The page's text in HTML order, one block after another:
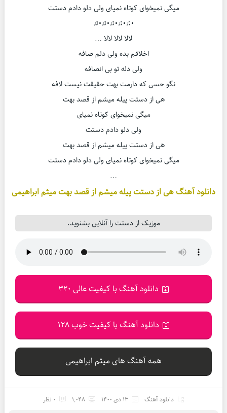
میگی نمیخوای کوتاه نمیای ولی دلو دادم دستت
•♫•♫•♫•♫•♫
لالا لالا لالا …
اخلاقم بده ولی دلم صافه
ولی دله تو بی انصافه
نگو حسی که دارمت بهت حقیقت نیست لافه
هی از دستت پیله میشم از قصد بهت
میگی نمیخوای کوتاه نمیای
ولی دلو دادم دستت
هی از دستت پیله میشم از قصد بهت
میگی نمیخوای کوتاه نمیای ولی دلو دادم دستت
…
دانلود آهنگ هی از دستت پیله میشم از قصد بهت میثم ابراهیمی
موزیک از دستت را آنلاین بشنوید.
دانلود آهنگ با کیفیت عالی 320
دانلود آهنگ با کیفیت خوب 128
همه آهنگ های میثم ابراهیمی
دانلود آهنگ 13 دی 1400 1,048 0 نظر